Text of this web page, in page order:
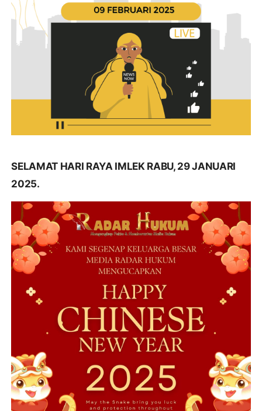
SELAMAT HARI RAYA IMLEK RABU, 29 JANUARI
2025.